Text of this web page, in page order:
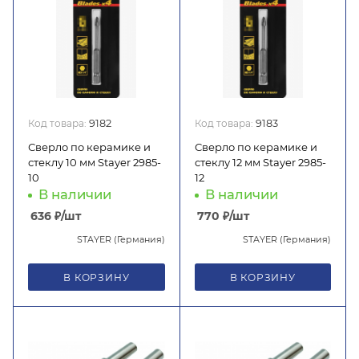
Код товара: 9182
Сверло по керамике и
стеклу 10 мм Stayer 2985-
10
В наличии
636 ₽/шт
STAYER (Германия)
В КОРЗИНУ
Код товара: 9183
Сверло по керамике и
стеклу 12 мм Stayer 2985-
12
В наличии
770 ₽/шт
STAYER (Германия)
В КОРЗИНУ